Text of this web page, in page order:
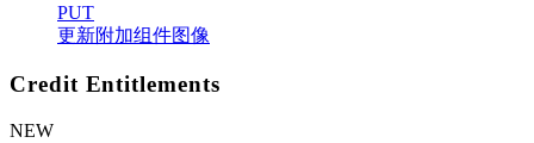
PUT
更新附加组件图像
Credit Entitlements
NEW